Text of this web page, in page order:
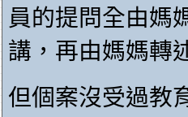
員的提問全由媽
講，再由媽媽轉
但個案沒受過教